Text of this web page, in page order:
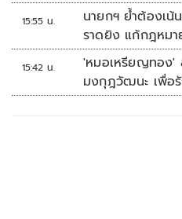
15:55 น.
นายกฯ ย้ำต้องเ
ราดยิง แก้กฎหม
เพิ่ม
15:42 น.
'หมอเหรียญทอง'
มงกุฎวัฒนะ เพื่อ
ภายในรพ.